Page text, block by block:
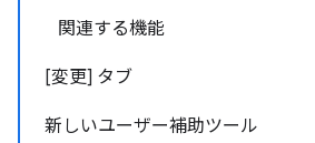
関連する機能
[変更] タブ
新しいユーザー補助ツール